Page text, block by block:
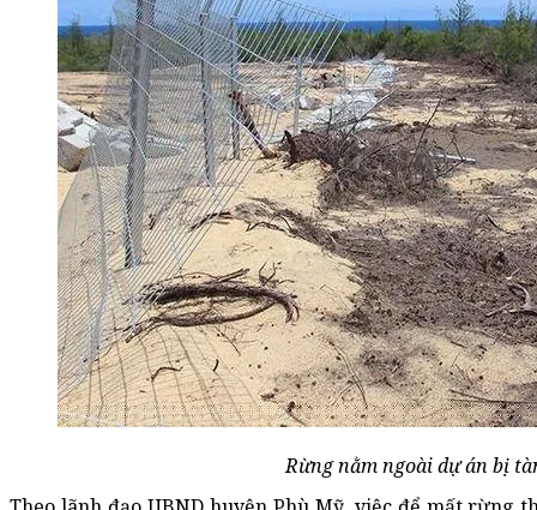
Rừng nằm ngoài dự án bị